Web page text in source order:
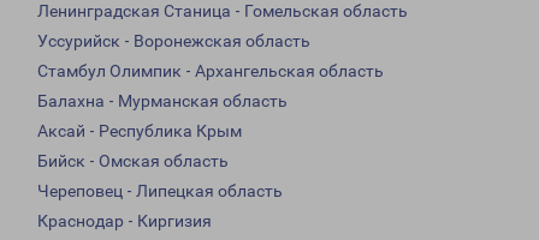
Ленинградская Станица - Гомельская область
Уссурийск - Воронежская область
Стамбул Олимпик - Архангельская область
Балахна - Мурманская область
Аксай - Республика Крым
Бийск - Омская область
Череповец - Липецкая область
Краснодар - Киргизия